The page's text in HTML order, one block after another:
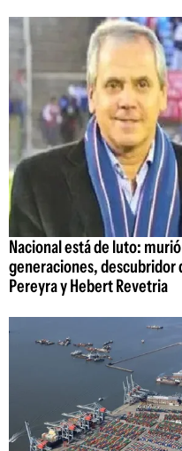
Nacional está de luto:
generaciones, descubridor
Pereyra y Hebert Revetria